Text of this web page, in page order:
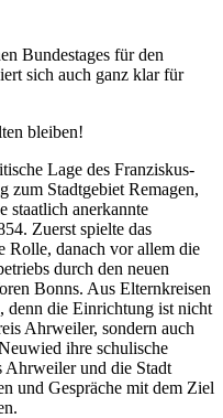
Bundestages für den
sich auch ganz klar für
bleiben!
Lage des Franziskus-
zum Stadtgebiet Remagen,
staatlich anerkannte
Zuerst spielte das
Rolle, danach vor allem die
durch den neuen
Bonns. Aus Elternkreisen
denn die Einrichtung ist nicht
Ahrweiler, sondern auch
ihre schulische
Ahrweiler und die Stadt
und Gespräche mit dem Ziel